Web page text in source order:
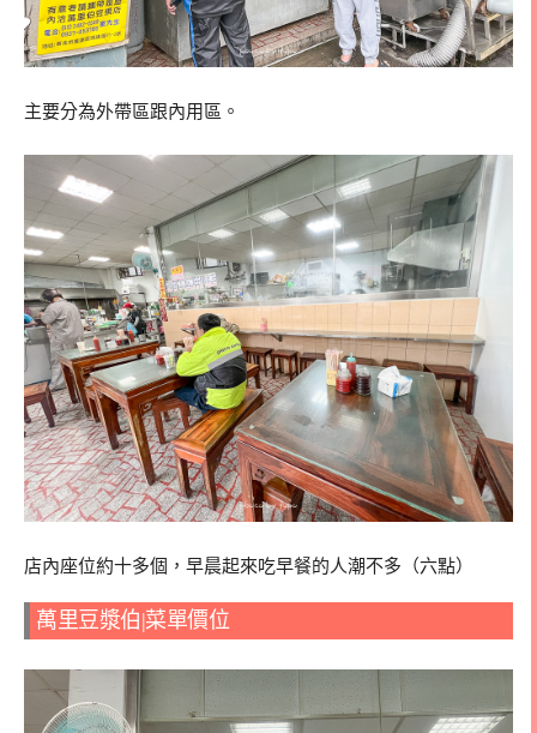
主要分為外帶區跟內用區。
店內座位約十多個，早晨起來吃早餐的人潮不多（六點）
萬里豆漿伯|菜單價位